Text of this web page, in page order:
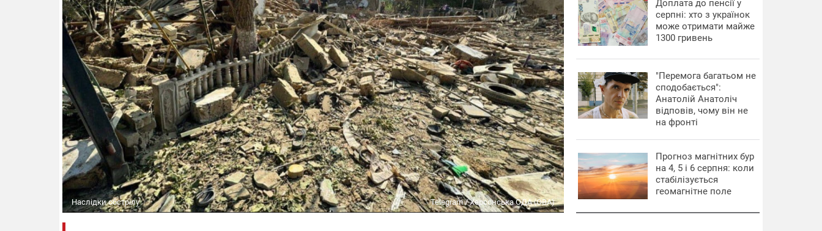
Наслідки обстрілу Telegram / Херсонська ОДА (ОВА)
Доплата до пенсії у
серпні: хто з українок
може отримати майже
1300 гривень
"Перемога багатьом не
сподобається":
Анатолій Анатоліч
відповів, чому він не
на фронті
Прогноз магнітних бур
на 4, 5 і 6 серпня: коли
стабілізується
геомагнітне поле